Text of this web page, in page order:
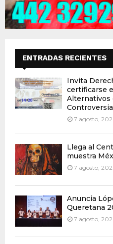
ENTRADAS RECIENTES
Invita
certificarse
Alternativos
7 agosto,
Llega al
muestra
7 agosto,
Anuncia
Queretana
7 agosto,